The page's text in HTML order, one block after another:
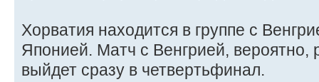
Хорватия находится в группе с
Японией. Матч с Венгрией, вероятно,
выйдет сразу в четвертьфинал.